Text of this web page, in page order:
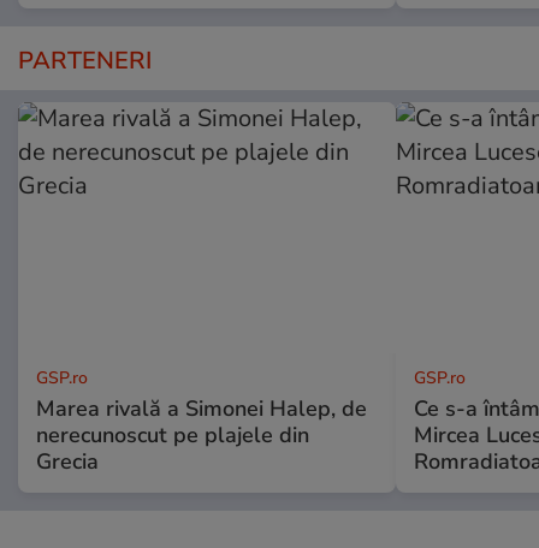
PARTENERI
GSP.ro
Marea rivală a Simonei Halep, de
nerecunoscut pe plajele din
Grecia
GSP.ro
Ce s-a
Mircea